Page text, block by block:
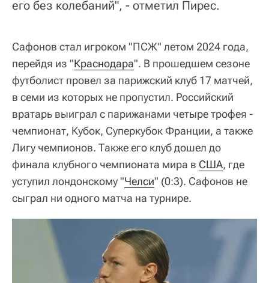
его без колебаний", - отметил Пирес.
Сафонов стал игроком "ПСЖ" летом 2024 года,
перейдя из "Краснодара". В прошедшем сезоне
футболист провел за парижский клуб 17 матчей,
в семи из которых не пропустил. Российский
вратарь выиграл с парижанами четыре трофея -
чемпионат, Кубок, Суперкубок Франции, а также
Лигу чемпионов. Также его клуб дошел до
финала клубного чемпионата мира в США, где
уступил лондонскому "Челси" (0:3). Сафонов не
сыграл ни одного матча на турнире.